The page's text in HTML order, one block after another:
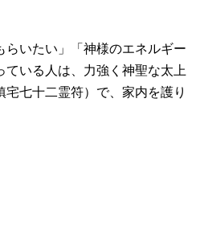
らいたい」「神様のエネルギー
ている人は、力強く神聖な太上
七十二霊符）で、家内を護り